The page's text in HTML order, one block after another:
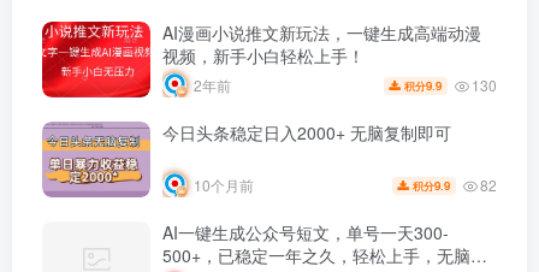
AI漫画小说推文新玩法，一键生成高端动漫
视频，新手小白轻松上手！
2年前 积分9.9 130
今日头条稳定日入2000+ 无脑复制即可
10个月前 积分9.9 82
AI一键生成公众号短文，单号一天300-
500+，已稳定一年之久，轻松上手，无脑操